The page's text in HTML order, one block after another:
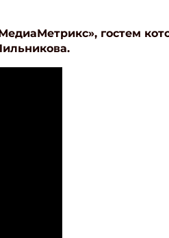
гостем